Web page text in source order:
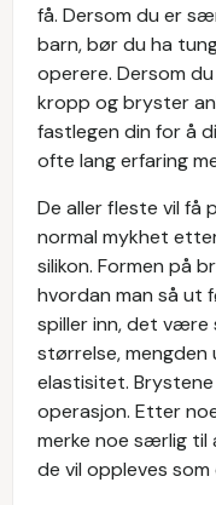
få. Dersom du er
barn, bør du ha
operere. Dersom
kropp og bryster
fastlegen din for å
ofte lang erfaring
De aller fleste vil få
normal mykhet
silikon. Formen på
hvordan man så ut
spiller inn, det være
størrelse,
elastisitet.
operasjon. Etter
merke noe særlig
de vil oppleves